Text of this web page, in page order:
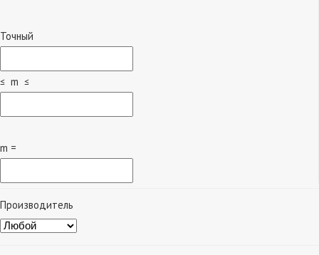
Точный
≤ m ≤
m =
Производитель